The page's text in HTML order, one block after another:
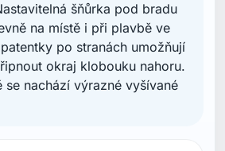
šňůrka pod bradu
na místě i při plavbě ve
po stranách umožňují
okraj klobouku nahoru.
se nachází výrazné vyšívané